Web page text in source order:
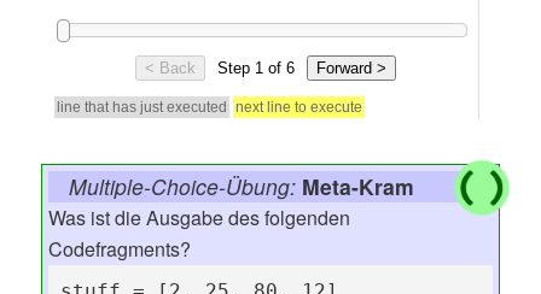
Multiple-Choice-Übung: Meta-Kram
Was ist die Ausgabe des folgenden
Codefragments?